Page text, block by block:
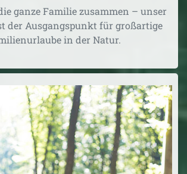
ganze Familie zusammen – unser
der Ausgangspunkt für großartige
in der Natur.